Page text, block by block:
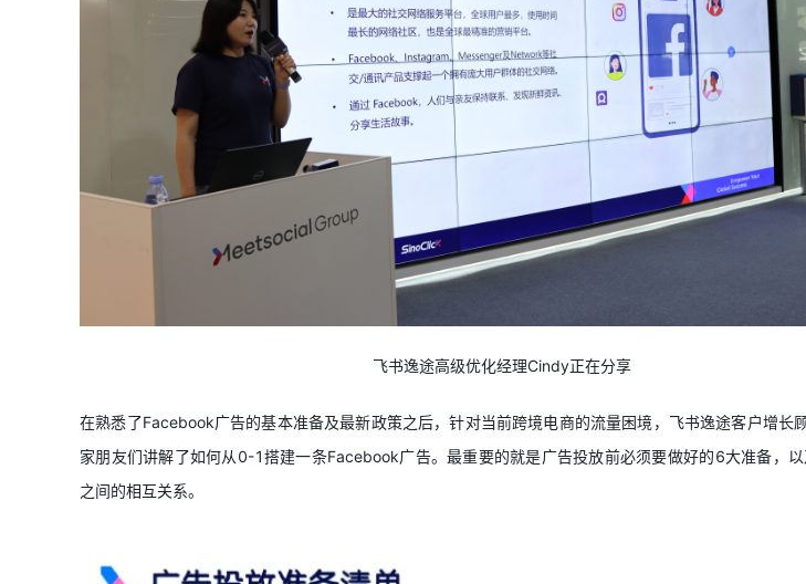
飞书逸途高级优化经理Cindy正在分享
在熟悉了Facebook广告的基本准备及最新政策之后，针对当前跨境电商的流量困境，飞书逸途客户增长
家朋友们讲解了如何从0-1搭建一条Facebook广告。最重要的就是广告投放前必须要做好的6大准备，
之间的相互关系。